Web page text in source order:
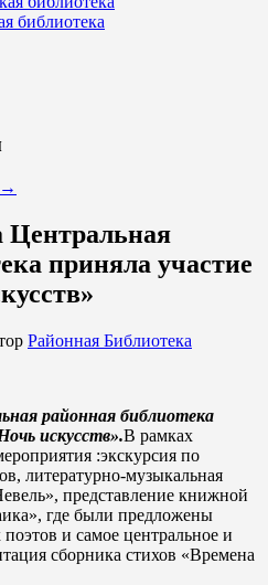
библиотека
→
Центральная
приняла участие
Районная Библиотека
районная библиотека
искусств».В рамках
:экскурсия по
литературно-музыкальная
представление книжной
где были предложены
и самое центральное и
сборника стихов «Времена